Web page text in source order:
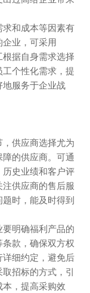
和成本等因素有
业，可采用
据自身需求选择
个性化需求，提
地服务于企业战
供应商选择尤为
的供应商。可通
史业绩和客户评
供应商的售后服
时，能及时得到
明确福利产品的
款，确保双方权
细约定，避免后
招标的方式，引
本，提高采购效